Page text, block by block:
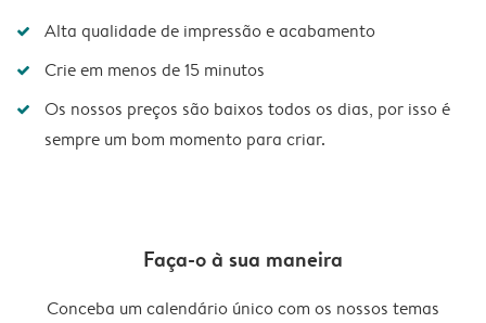
Alta qualidade de impressão e acabamento
Crie em menos de 15 minutos
Os nossos preços são baixos todos os dias, por isso é
sempre um bom momento para criar.
Faça-o à sua maneira
Conceba um calendário único com os nossos temas